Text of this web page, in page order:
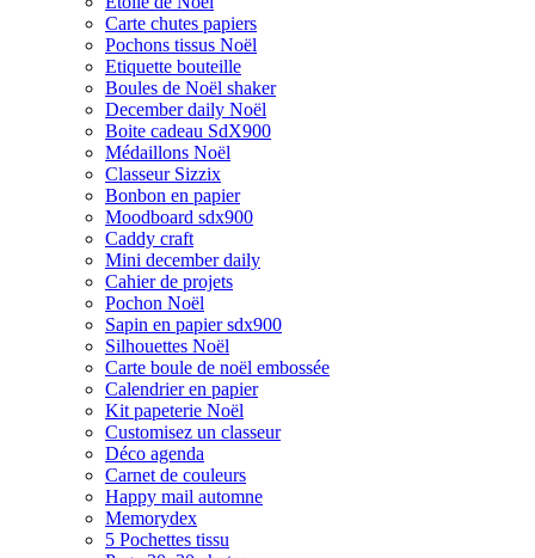
Carte chutes papiers
Pochons tissus Noël
Etiquette bouteille
Boules de Noël shaker
December daily Noël
Boite cadeau SdX900
Médaillons Noël
Classeur Sizzix
Bonbon en papier
Moodboard sdx900
Caddy craft
Mini december daily
Cahier de projets
Pochon Noël
Sapin en papier sdx900
Silhouettes Noël
Carte boule de noël embossée
Calendrier en papier
Kit papeterie Noël
Customisez un classeur
Déco agenda
Carnet de couleurs
Happy mail automne
Memorydex
5 Pochettes tissu